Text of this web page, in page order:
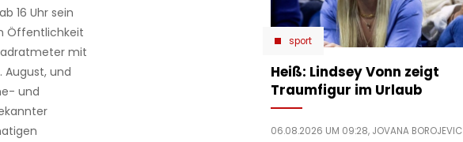
16 Uhr sein
Öffentlichkeit
mit
August, und
und
sport
Heiß: Lindsey Vonn zeigt
Traumfigur im Urlaub
06.08.2026 UM 09:28, JOVANA BOROJEVIC